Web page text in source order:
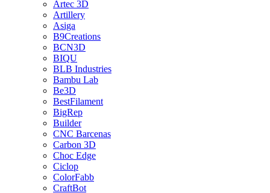
Artec 3D
Artillery
Asiga
B9Creations
BCN3D
BIQU
BLB Industries
Bambu Lab
Be3D
BestFilament
BigRep
Builder
CNC Barcenas
Carbon 3D
Choc Edge
Ciclop
ColorFabb
CraftBot